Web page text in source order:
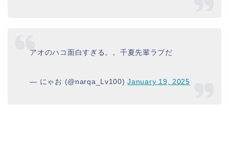
アオのハコ面白すぎる。。千夏先輩ラブだ
— にゃお (@narqa_Lv100)January 19, 2025